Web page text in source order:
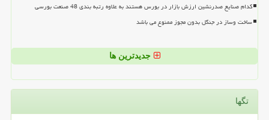
کدام صنایع صدرنشین ارزش بازار در بورس هستند به علاوه رتبه بندی 48 صنعت بورسی
ساخت وساز در جنگل بدون مجوز ممنوع می باشد
جدیدترین ها
تگها